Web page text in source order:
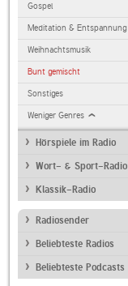
Gospel
Meditation & Entspannung
Weihnachtsmusik
Bunt gemischt
Sonstiges
Weniger Genres
Hörspiele im Radio
Wort- & Sport-Radio
Klassik-Radio
Radiosender
Beliebteste Radios
Beliebteste Podcasts